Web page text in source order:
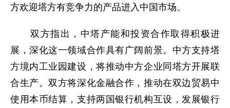
方欢迎塔方有竞争力的产品进入中国市场。
双方指出，中塔产能和投资合作取得积极进
展，深化这一领域合作具有广阔前景。中方支持塔
方境内工业园建设，将推动中方企业同塔方开展联
合生产。双方将深化金融合作，推动在双边贸易中
使用本币结算，支持两国银行机构互设，发展银行